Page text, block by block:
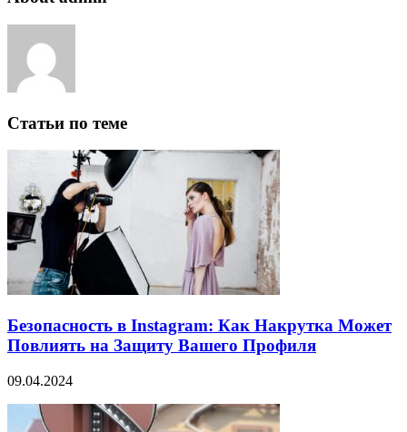
Статьи по теме
Безопасность в Instagram: Как Накрутка Может
Повлиять на Защиту Вашего Профиля
09.04.2024